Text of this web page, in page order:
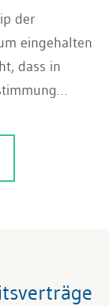
der
eingehalten
dass in
relativ
kein